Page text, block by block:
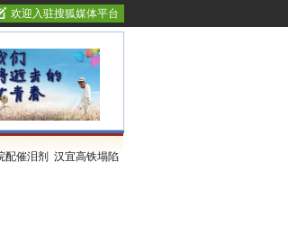
欢迎入驻搜狐媒体平台
配催泪剂 汉宜高铁塌陷